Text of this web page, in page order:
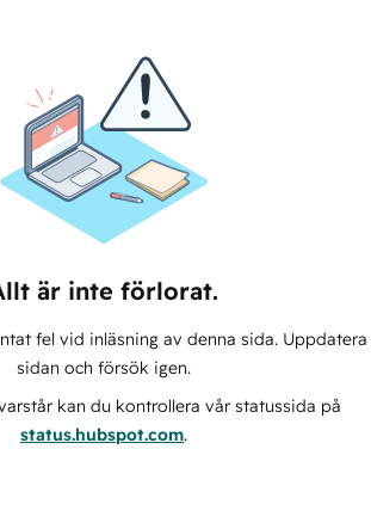
är inte förlorat.
fel vid inläsning av denna sida. Uppdatera
sidan och försök igen.
kan du kontrollera vår statussida på
status.hubspot.com.